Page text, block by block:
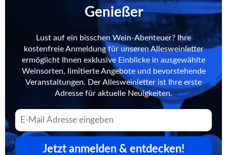
Genießer
Lust auf ein bisschen Wein-Abenteuer? Ihre
kostenfreie Anmeldung für unseren Allesweinletter
ermöglicht Ihnen exklusive Einblicke in ausgewählte
Weinsorten, limitierte Angebote und bevorstehende
Veranstaltungen. Der Allesweinletter ist Ihre erste
Adresse für aktuelle Neuigkeiten.
Jetzt anmelden & entdecken!